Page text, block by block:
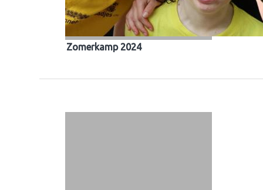
Zomerkamp 2024